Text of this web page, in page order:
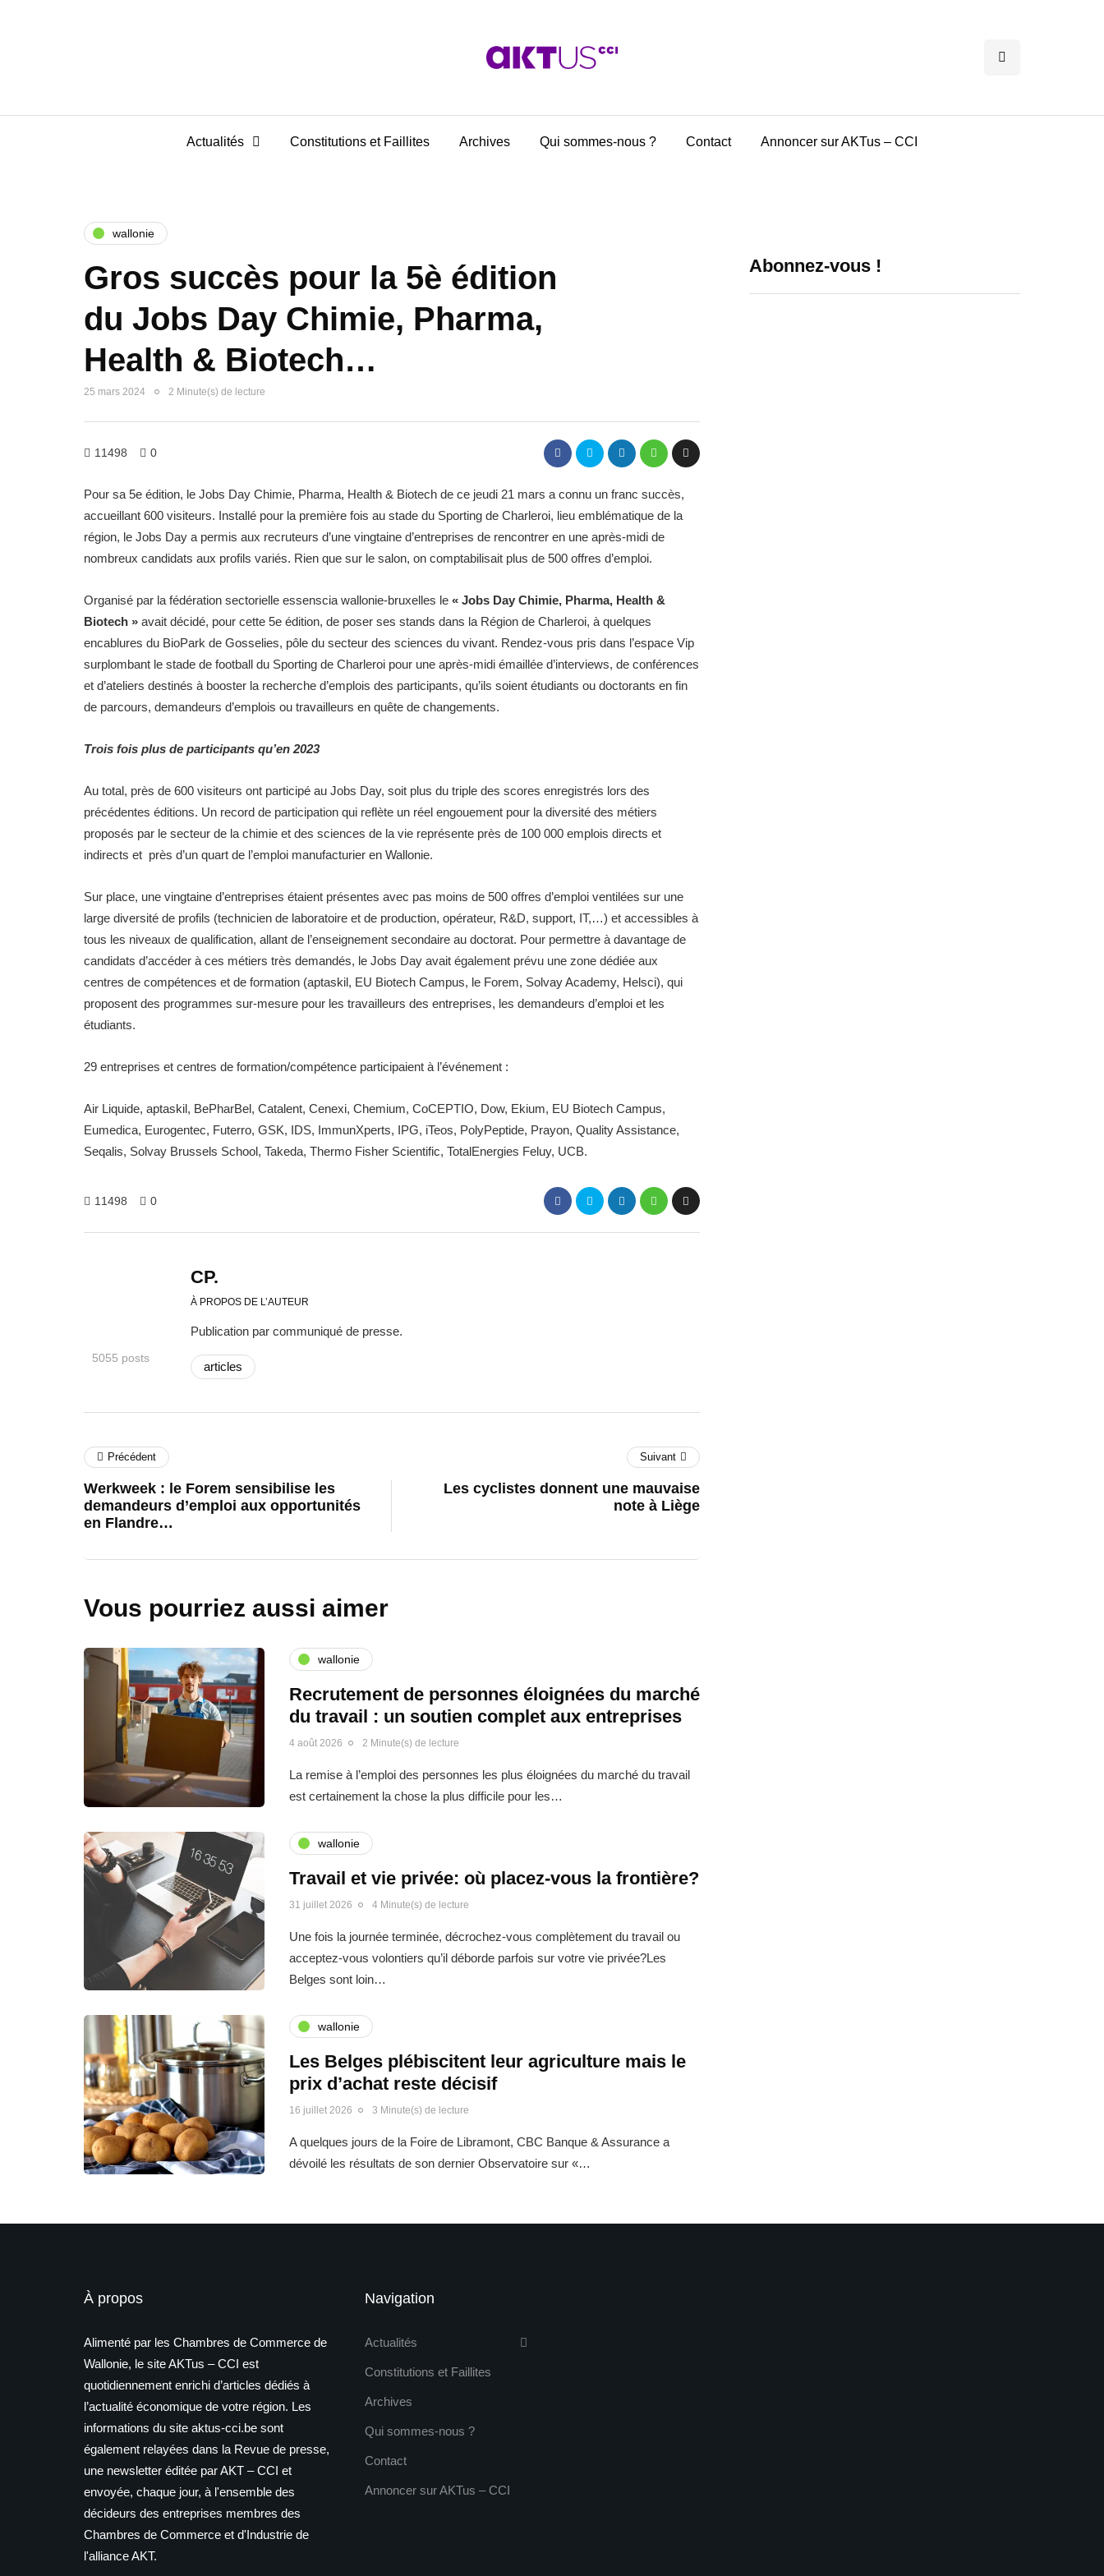
Actualités Constitutions et Faillites Archives Qui sommes-nous ? Contact Annoncer sur AKTus – CCI
wallonie
Gros succès pour la 5è édition
du Jobs Day Chimie, Pharma,
Health & Biotech…
25 mars 2024 2 Minute(s) de lecture
11498 0
Pour sa 5e édition, le Jobs Day Chimie, Pharma, Health & Biotech de ce jeudi 21 mars a connu un franc succès,
accueillant 600 visiteurs. Installé pour la première fois au stade du Sporting de Charleroi, lieu emblématique de la
région, le Jobs Day a permis aux recruteurs d’une vingtaine d’entreprises de rencontrer en une après-midi de
nombreux candidats aux profils variés. Rien que sur le salon, on comptabilisait plus de 500 offres d’emploi.
Organisé par la fédération sectorielle essenscia wallonie-bruxelles le « Jobs Day Chimie, Pharma, Health &
Biotech » avait décidé, pour cette 5e édition, de poser ses stands dans la Région de Charleroi, à quelques
encablures du BioPark de Gosselies, pôle du secteur des sciences du vivant. Rendez-vous pris dans l’espace Vip
surplombant le stade de football du Sporting de Charleroi pour une après-midi émaillée d’interviews, de conférences
et d’ateliers destinés à booster la recherche d’emplois des participants, qu’ils soient étudiants ou doctorants en fin
de parcours, demandeurs d’emplois ou travailleurs en quête de changements.
Trois fois plus de participants qu’en 2023
Au total, près de 600 visiteurs ont participé au Jobs Day, soit plus du triple des scores enregistrés lors des
précédentes éditions. Un record de participation qui reflète un réel engouement pour la diversité des métiers
proposés par le secteur de la chimie et des sciences de la vie représente près de 100 000 emplois directs et
indirects et près d’un quart de l’emploi manufacturier en Wallonie.
Sur place, une vingtaine d’entreprises étaient présentes avec pas moins de 500 offres d’emploi ventilées sur une
large diversité de profils (technicien de laboratoire et de production, opérateur, R&D, support, IT,…) et accessibles à
tous les niveaux de qualification, allant de l’enseignement secondaire au doctorat. Pour permettre à davantage de
candidats d’accéder à ces métiers très demandés, le Jobs Day avait également prévu une zone dédiée aux
centres de compétences et de formation (aptaskil, EU Biotech Campus, le Forem, Solvay Academy, Helsci), qui
proposent des programmes sur-mesure pour les travailleurs des entreprises, les demandeurs d’emploi et les
étudiants.
29 entreprises et centres de formation/compétence participaient à l’événement :
Air Liquide, aptaskil, BePharBel, Catalent, Cenexi, Chemium, CoCEPTIO, Dow, Ekium, EU Biotech Campus,
Eumedica, Eurogentec, Futerro, GSK, IDS, ImmunXperts, IPG, iTeos, PolyPeptide, Prayon, Quality Assistance,
Seqalis, Solvay Brussels School, Takeda, Thermo Fisher Scientific, TotalEnergies Feluy, UCB.
11498 0
Abonnez-vous !
5055 posts
CP.
À PROPOS DE L’AUTEUR
Publication par communiqué de presse.
articles
Précédent
Werkweek : le Forem sensibilise les
demandeurs d’emploi aux opportunités
en Flandre…
Suivant
Les cyclistes donnent une mauvaise
note à Liège
Vous pourriez aussi aimer
wallonie
Recrutement de personnes éloignées du marché
du travail : un soutien complet aux entreprises
4 août 2026 2 Minute(s) de lecture
La remise à l’emploi des personnes les plus éloignées du marché du travail
est certainement la chose la plus difficile pour les…
wallonie
Travail et vie privée: où placez-vous la frontière?
31 juillet 2026 4 Minute(s) de lecture
Une fois la journée terminée, décrochez-vous complètement du travail ou
acceptez-vous volontiers qu’il déborde parfois sur votre vie privée?Les
Belges sont loin…
wallonie
Les Belges plébiscitent leur agriculture mais le
prix d’achat reste décisif
16 juillet 2026 3 Minute(s) de lecture
A quelques jours de la Foire de Libramont, CBC Banque & Assurance a
dévoilé les résultats de son dernier Observatoire sur «…
À propos
Alimenté par les Chambres de Commerce de
Wallonie, le site AKTus – CCI est
quotidiennement enrichi d’articles dédiés à
l’actualité économique de votre région. Les
informations du site aktus-cci.be sont
également relayées dans la Revue de presse,
une newsletter éditée par AKT – CCI et
envoyée, chaque jour, à l'ensemble des
décideurs des entreprises membres des
Chambres de Commerce et d'Industrie de
l'alliance AKT.
Navigation
Actualités
Constitutions et Faillites
Archives
Qui sommes-nous ?
Contact
Annoncer sur AKTus – CCI